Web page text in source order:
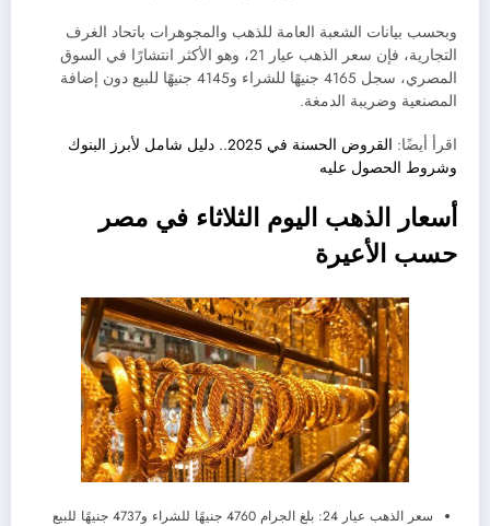
وبحسب بيانات الشعبة العامة للذهب والمجوهرات باتحاد الغرف
التجارية، فإن سعر الذهب عيار 21، وهو الأكثر انتشارًا في السوق
المصري، سجل 4165 جنيهًا للشراء و4145 جنيهًا للبيع دون إضافة
المصنعية وضريبة الدمغة.
اقرأ أيضًا:
القروض الحسنة في 2025.. دليل شامل لأبرز البنوك
وشروط الحصول عليه
أسعار الذهب اليوم الثلاثاء في مصر
حسب الأعيرة
سعر الذهب عيار 24: بلغ الجرام 4760 جنيهًا للشراء و4737 جنيهًا للبيع